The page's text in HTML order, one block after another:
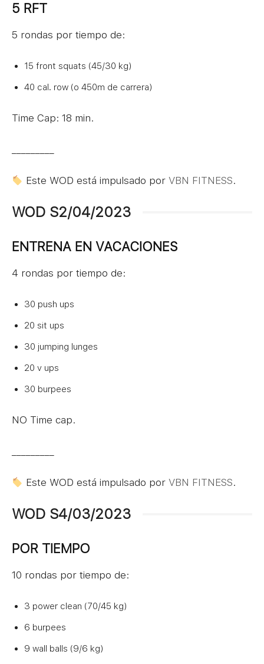
5 RFT
5 rondas por tiempo de:
15 front squats (45/30 kg)
40 cal. row (o 450m de carrera)
Time Cap: 18 min.
Este WOD está impulsado porVBN FITNESS.
WOD S2/04/2023
ENTRENA EN VACACIONES
4 rondas por tiempo de:
30 push ups
20 sit ups
30 jumping lunges
20 v ups
30 burpees
NO Time cap.
Este WOD está impulsado porVBN FITNESS.
WOD S4/03/2023
POR TIEMPO
10 rondas por tiempo de:
3 power clean (70/45 kg)
6 burpees
9 wall balls (9/6 kg)